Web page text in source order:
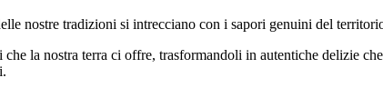
nostre tradizioni si intrecciano con i sapori genuini del
la nostra terra ci offre, trasformandoli in autentiche delizie